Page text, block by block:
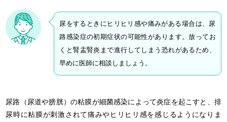
尿をするときにヒリヒリ感や痛みがある場合は、尿
路感染症の初期症状の可能性があります。放ってお
くと腎盂腎炎まで進行してしまう恐れがあるため、
早めに医師に相談しましょう。
尿路（尿道や膀胱）の粘膜が細菌感染によって炎症を起こすと、排
尿時に粘膜が刺激されて痛みやヒリヒリ感を感じるようになりま